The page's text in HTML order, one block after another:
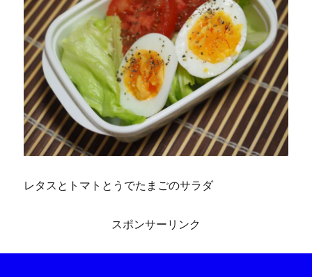
レタスとトマトとうでたまごのサラダ
スポンサーリンク